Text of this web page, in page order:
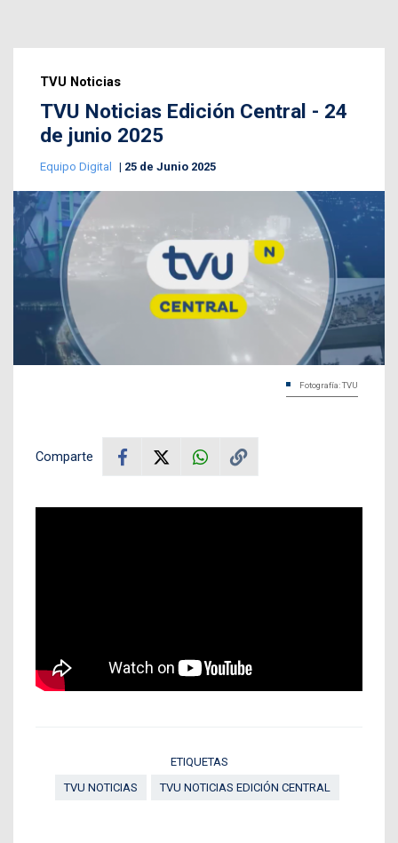
TVU Noticias
TVU Noticias Edición Central - 24
de junio 2025
Equipo Digital 25 de Junio 2025
Fotografía: TVU
Comparte
ETIQUETAS
TVU NOTICIAS
TVU NOTICIAS EDICIÓN CENTRAL